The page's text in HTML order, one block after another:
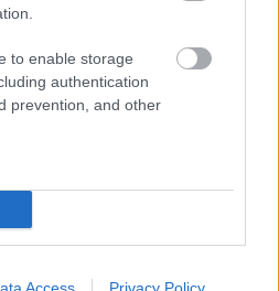
to enable storage
authentication
prevention, and other
Access Privacy Policy
Τεχνόπολη του
Σάκης